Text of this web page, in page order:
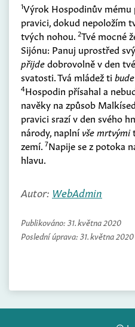
1Výrok Hospodinův mému
pravici, dokud nepoložím
tvých nohou. 2Tvé mocné
Sijónu: Panuj uprostřed
přijdedobrovolně v den
svatosti. Tvá mládež ti bude
4Hospodin přísahal a
navěky na způsob
pravici srazí v den svého
národy, naplnívše mrtvými
zemí. 7Napije se z potoka
hlavu.
Autor: WebAdmin
Publikováno: 31. května 2020
Poslední úprava: 31. května 2020